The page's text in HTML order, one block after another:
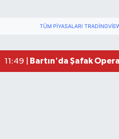
TÜM PIYASALARI
11:49 | Bartın'da Şafak